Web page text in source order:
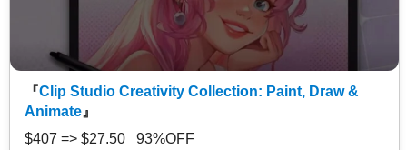
『Clip Studio Creativity Collection: Paint, Draw &
Animate 』
$407 => $27.50 93%OFF